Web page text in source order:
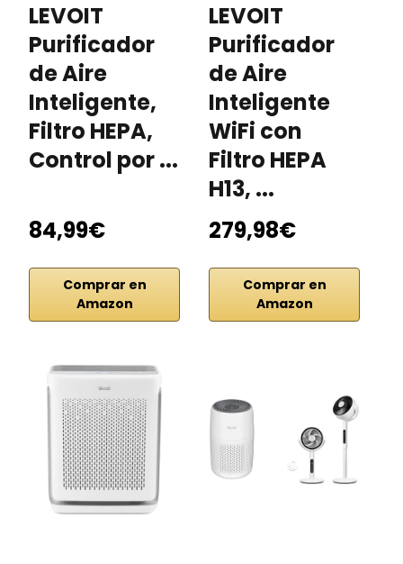
LEVOIT
Purificador
de Aire
Inteligente,
Filtro HEPA,
Control por ...
84,99€
Comprar en
Amazon
LEVOIT
Purificador
de Aire
Inteligente
WiFi con
Filtro HEPA
H13, ...
279,98€
Comprar en
Amazon